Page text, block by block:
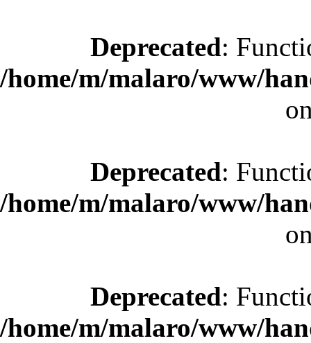
Deprecated:
/home/m/malaro/www/
Deprecated:
/home/m/malaro/www/
Deprecated:
/home/m/malaro/www/